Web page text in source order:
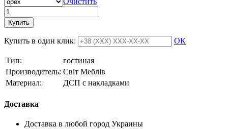
Купить
Купить в один клик: ОК
Тип:
гостиная
Производитель: Свiт Меблiв
Материал:
ДСП с накладками
Доставка
Доставка в любой город Украины